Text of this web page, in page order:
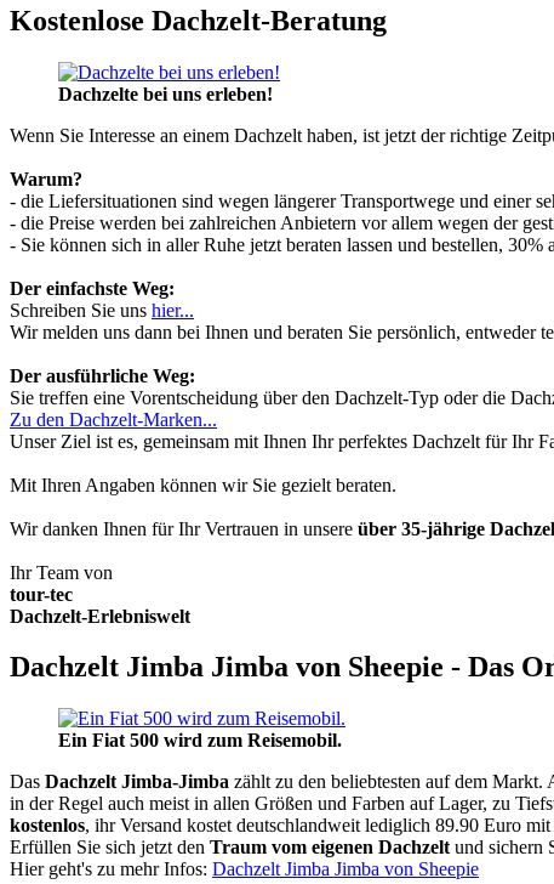
Kostenlose Dachzelt-Beratung
Dachzelte bei uns erleben!
Wenn Sie Interesse an einem Dachzelt haben, ist jetzt der richtige
Warum?
- die Liefersituationen sind wegen längerer Transportwege und einer
- die Preise werden bei zahlreichen Anbietern vor allem wegen der
- Sie können sich in aller Ruhe jetzt beraten lassen und bestellen,
Der einfachste Weg:
Schreiben Sie uns hier...
Wir melden uns dann bei Ihnen und beraten Sie persönlich,
Der ausführliche Weg:
Sie treffen eine Vorentscheidung über den Dachzelt-Typ oder die
Zu den Dachzelt-Marken...
Unser Ziel ist es, gemeinsam mit Ihnen Ihr perfektes Dachzelt für Ihr
Mit Ihren Angaben können wir Sie gezielt beraten.
Wir danken Ihnen für Ihr Vertrauen in unsere über 35-jährige
Ihr Team von
tour-tec
Dachzelt-Erlebniswelt
Dachzelt Jimba Jimba von Sheepie - Das
Ein Fiat 500 wird zum Reisemobil.
Das Dachzelt Jimba-Jimba zählt zu den beliebtesten auf dem Markt.
in der Regel auch meist in allen Größen und Farben auf Lager, zu
kostenlos, ihr Versand kostet deutschlandweit lediglich 89.90 Euro
Erfüllen Sie sich jetzt den Traum vom eigenen Dachzelt und sichern
Hier geht's zu mehr Infos: Dachzelt Jimba Jimba von Sheepie